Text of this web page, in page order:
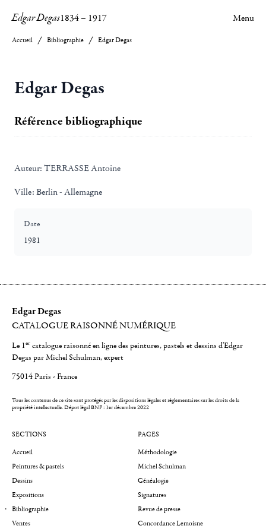
Edgar Degas1834– 1917 Menu
Accueil Bibliographie Edgar Degas
Edgar Degas
Référence bibliographique
Auteur: TERRASSE Antoine
Ville: Berlin - Allemagne
Date
1981
Edgar Degas
CATALOGUE RAISONNÉ NUMÉRIQUE
Le 1er catalogue raisonné en ligne des peintures, pastels et dessins d'Edgar
Degas par Michel Schulman, expert
75014 Paris - France
Tous les contenus de ce site sont protégés par les dispositions légales et réglementaires sur les droits de la
propriété intellectuelle.Dépot légal BNF : 1er décembre 2022
SECTIONS
Accueil
Peintures & pastels
Dessins
Expositions
Bibliographie
Ventes
PAGES
Méthodologie
Michel Schulman
Généalogie
Signatures
Revue de presse
Concordance Lemoisne